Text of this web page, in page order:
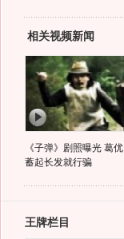
相关视频新闻
《子弹》剧照曝光 葛优
蓄起长发就行骗
王牌栏目